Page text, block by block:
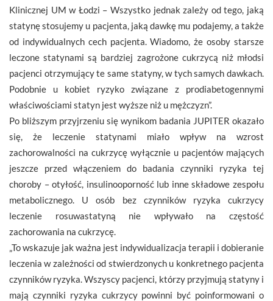
Klinicznej UM w Łodzi – Wszystko jednak zależy od tego, jaką
statynę stosujemy u pacjenta, jaką dawkę mu podajemy, a także
od indywidualnych cech pacjenta. Wiadomo, że osoby starsze
leczone statynami są bardziej zagrożone cukrzycą niż młodsi
pacjenci otrzymujący te same statyny, w tych samych dawkach.
Podobnie u kobiet ryzyko związane z prodiabetogennymi
właściwościami statyn jest wyższe niż u mężczyzn”.
Po bliższym przyjrzeniu się wynikom badania JUPITER okazało
się, że leczenie statynami miało wpływ na wzrost
zachorowalności na cukrzycę wyłącznie u pacjentów mających
jeszcze przed włączeniem do badania czynniki ryzyka tej
choroby – otyłość, insulinooporność lub inne składowe zespołu
metabolicznego. U osób bez czynników ryzyka cukrzycy
leczenie rosuwastatyną nie wpływało na częstość
zachorowania na cukrzycę.
„To wskazuje jak ważna jest indywidualizacja terapii i dobieranie
leczenia w zależności od stwierdzonych u konkretnego pacjenta
czynników ryzyka. Wszyscy pacjenci, którzy przyjmują statyny i
mają czynniki ryzyka cukrzycy powinni być poinformowani o